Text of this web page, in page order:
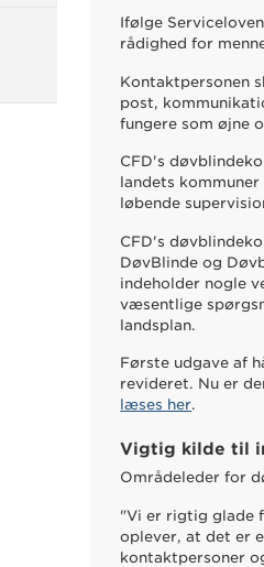
Ifølge
rådighed for
Kontaktpersonen
post,
fungere som øjne
CFD's
landets
løbende
CFD's
DøvBlinde og
indeholder nogle
væsentlige
landsplan.
Første udgave af
revideret. Nu er
læses her.
Vigtig kilde til
Områdeleder for
"Vi er rigtig glade
oplever, at det er
kontaktpersoner